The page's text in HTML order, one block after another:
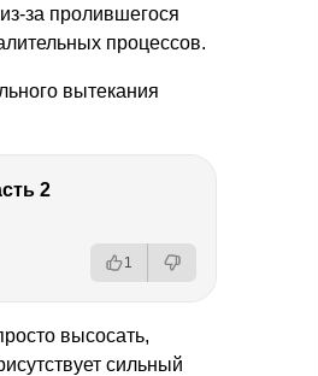
за пролившегося
процессов.
вытекания
2
1
высосать,
сильный